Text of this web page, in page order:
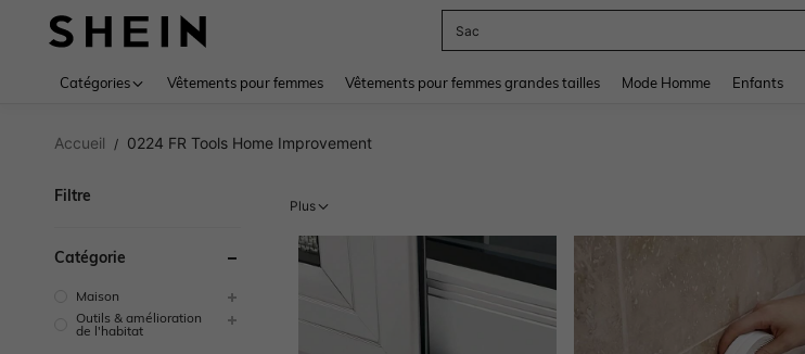
Sac
Catégories Vêtements pour femmes Vêtements pour femmes grandes tailles Mode Homme Enfants
Accueil / 0224 FR Tools Home Improvement
Filtre
Catégorie
Maison
Outils & amélioration
de l'habitat
Plus